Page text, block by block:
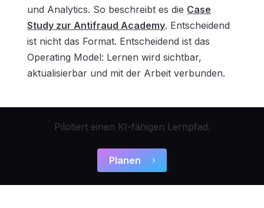
und Analytics. So beschreibt es die Case
Study zur Antifraud Academy. Entscheidend
ist nicht das Format. Entscheidend ist das
Operating Model: Lernen wird sichtbar,
aktualisierbar und mit der Arbeit verbunden.
Pilotiert einen KI-fähigen Lernpfad.
Planen